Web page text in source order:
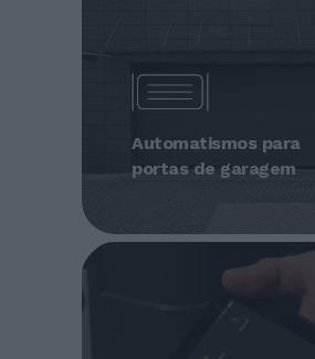
Automatismos para
portas de garagem